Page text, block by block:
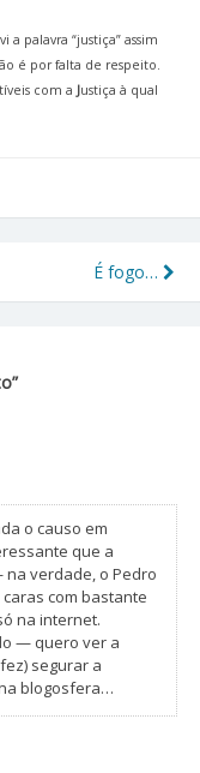
palavra “justiça” assim
é por falta de respeito.
com a Justiça à qual
É fogo…
”
o causo em
que a
verdade, o Pedro
com bastante
na internet.
— quero ver a
segurar a
blogosfera…